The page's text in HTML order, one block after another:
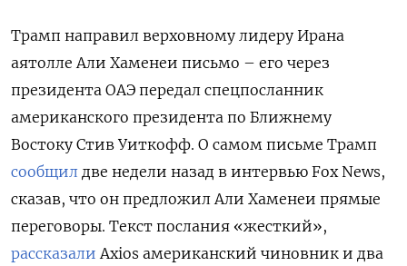
Трамп направил верховному лидеру Ирана
аятолле Али Хаменеи письмо – его через
президента ОАЭ передал спецпосланник
американского президента по Ближнему
Востоку Стив Уиткофф. О самом письме Трамп
сообщил две недели назад в интервью Fox News,
сказав, что он предложил Али Хаменеи прямые
переговоры. Текст послания «жесткий»,
рассказали Axios американский чиновник и два